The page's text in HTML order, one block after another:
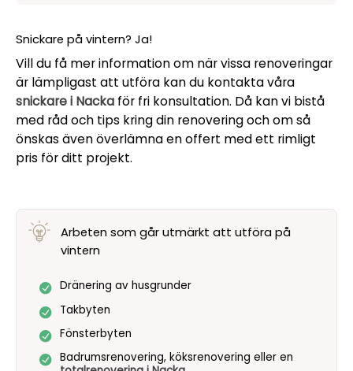
Snickare på vintern? Ja!
Vill du få mer information om när vissa renoveringar
är lämpligast att utföra kan du kontakta våra
snickare i Nacka för fri konsultation. Då kan vi bistå
med råd och tips kring din renovering och om så
önskas även överlämna en offert med ett rimligt
pris för ditt projekt.
Arbeten som går utmärkt att utföra på
vintern
Dränering av husgrunder
Takbyten
Fönsterbyten
Badrumsrenovering, köksrenovering eller en